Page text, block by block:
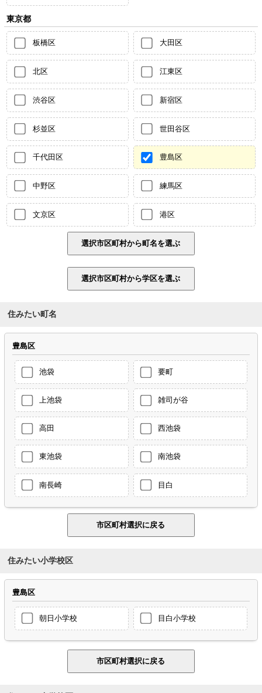
東京都
板橋区 大田区
北区 江東区
渋谷区 新宿区
杉並区 世田谷区
千代田区 豊島区
中野区 練馬区
文京区 港区
住みたい町名
豊島区
池袋 要町
上池袋 雑司が谷
高田 西池袋
東池袋 南池袋
南長崎 目白
住みたい小学校区
豊島区
朝日小学校 目白小学校